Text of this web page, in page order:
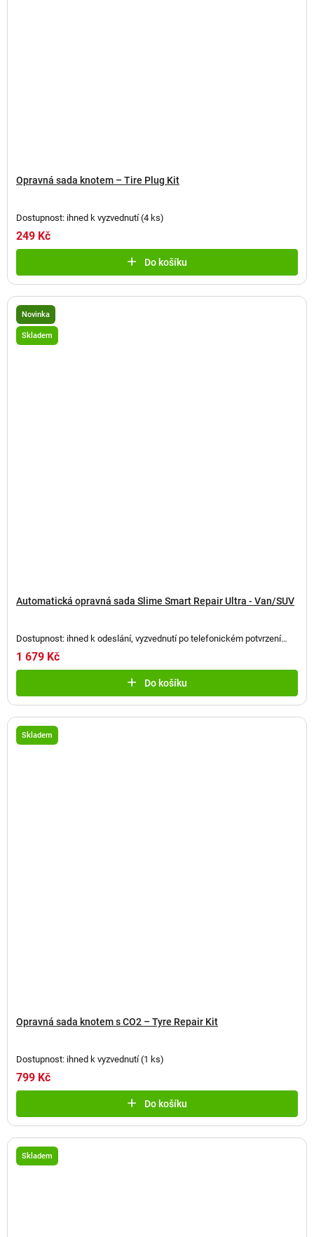
Opravná sada knotem – Tire Plug Kit
Dostupnost: ihned k vyzvednutí(4 ks)
249 Kč
Do košíku
Novinka
Skladem
Automatická opravná sada Slime Smart Repair Ultra - Van/SUV
Dostupnost: ihned k odeslání, vyzvednutí po telefonickém potvrzení
(2 ks)
1 679 Kč
Do košíku
Skladem
Opravná sada knotem s CO2 – Tyre Repair Kit
Dostupnost: ihned k vyzvednutí(1 ks)
799 Kč
Do košíku
Skladem